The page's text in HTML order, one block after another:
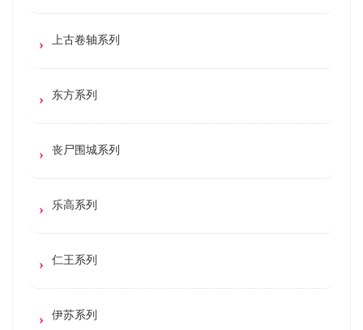
上古卷轴系列
东方系列
丧尸围城系列
乐高系列
仁王系列
伊苏系列